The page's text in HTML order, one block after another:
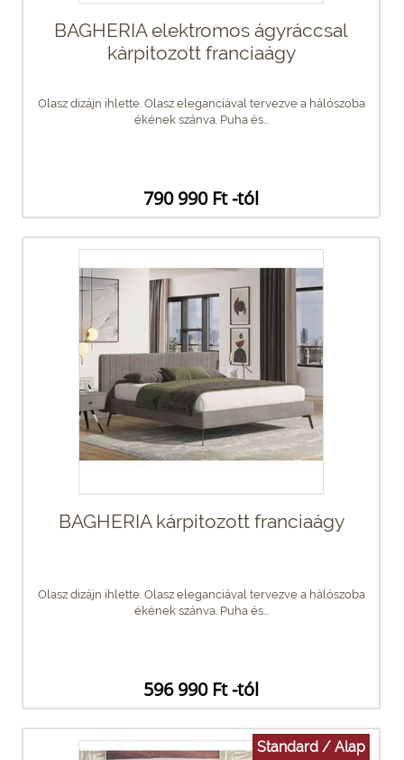
BAGHERIA elektromos ágyráccsal
kárpitozott franciaágy
Olasz dizájn ihlette. Olasz eleganciával tervezve a hálószoba
ékének szánva. Puha és...
790 990 Ft -tól
BAGHERIA kárpitozott franciaágy
Olasz dizájn ihlette. Olasz eleganciával tervezve a hálószoba
ékének szánva. Puha és...
596 990 Ft -tól
Standard / Alap